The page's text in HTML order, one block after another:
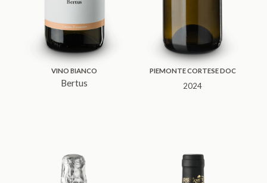
VINO BIANCO
Bertus
PIEMONTE CORTESE DOC
2024